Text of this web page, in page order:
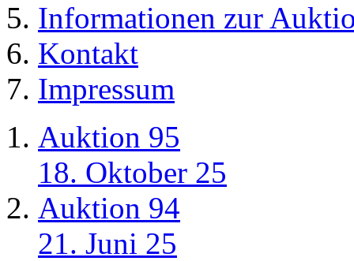
Informationen zur
Kontakt
Impressum
Auktion 95
18. Oktober 25
Auktion 94
21. Juni 25